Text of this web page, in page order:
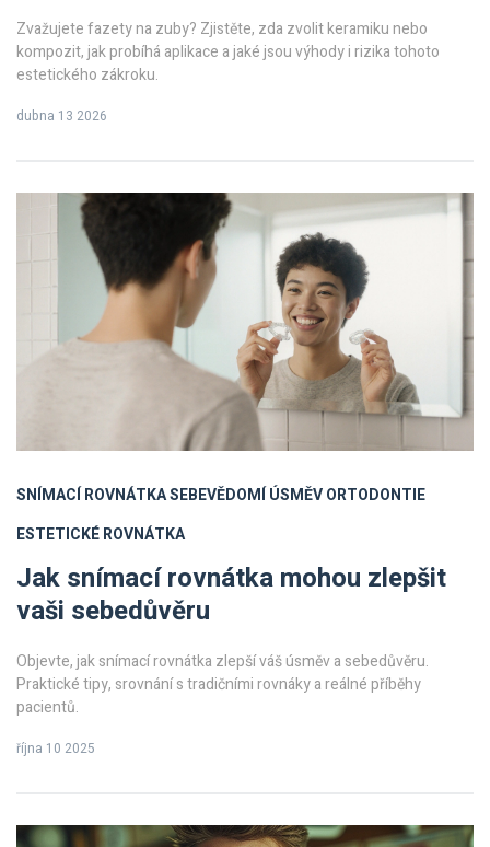
Zvažujete fazety na zuby? Zjistěte, zda zvolit keramiku nebo
kompozit, jak probíhá aplikace a jaké jsou výhody i rizika tohoto
estetického zákroku.
dubna 13 2026
SNÍMACÍ ROVNÁTKASEBEVĚDOMÍÚSMĚVORTODONTIE
ESTETICKÉ ROVNÁTKA
Jak snímací rovnátka mohou zlepšit
vaši sebedůvěru
Objevte, jak snímací rovnátka zlepší váš úsměv a sebedůvěru.
Praktické tipy, srovnání s tradičními rovnáky a reálné příběhy
pacientů.
října 10 2025